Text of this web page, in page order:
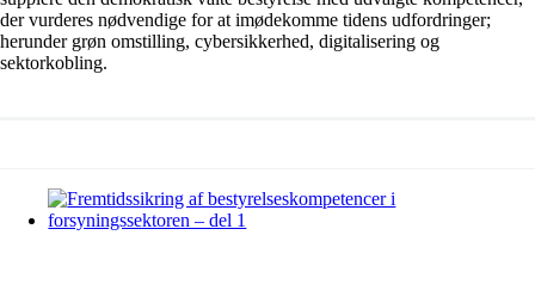
der vurderes nødvendige for at imødekomme tidens udfordringer;
herunder grøn omstilling, cybersikkerhed, digitalisering og
sektorkobling.